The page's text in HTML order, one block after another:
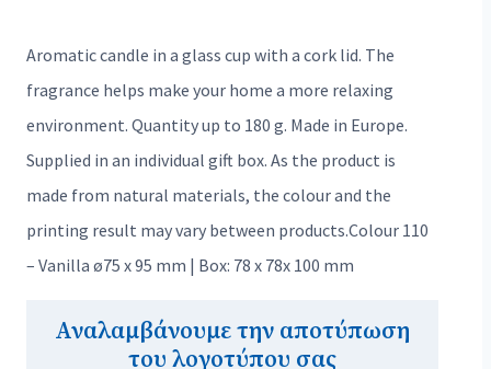
Aromatic candle in a glass cup with a cork lid. The
fragrance helps make your home a more relaxing
environment. Quantity up to 180 g. Made in Europe.
Supplied in an individual gift box. As the product is
made from natural materials, the colour and the
printing result may vary between products.Colour 110
– Vanilla ø75 x 95 mm | Box: 78 x 78x 100 mm
Αναλαμβάνουμε την αποτύπωση
του λογοτύπου σας